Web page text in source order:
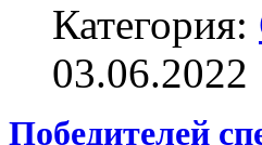
Категория:
03.06.2022
Победителей